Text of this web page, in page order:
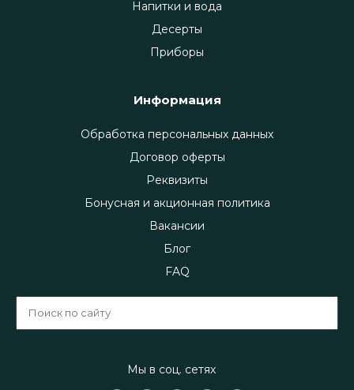
Напитки и вода
Десерты
Приборы
Информация
Обработка персональных данных
Договор оферты
Реквизиты
Бонусная и акционная политика
Вакансии
Блог
FAQ
Мы в соц. сетях